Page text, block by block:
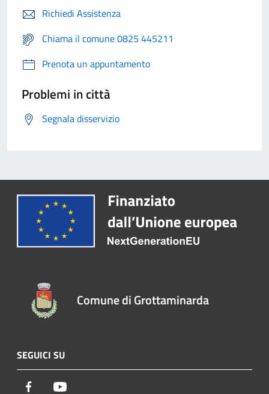
Richiedi Assistenza
Chiama il comune 0825 445211
Prenota un appuntamento
Problemi in città
Segnala disservizio
Comune di Grottaminarda
SEGUICI SU
Facebook